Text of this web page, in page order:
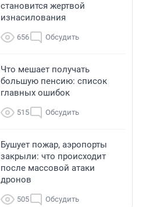
становится жертвой
изнасилования
656 Обсудить
Что мешает получать
большую пенсию: список
главных ошибок
515 Обсудить
Бушует пожар, аэропорты
закрыли: что происходит
после массовой атаки
дронов
505 Обсудить